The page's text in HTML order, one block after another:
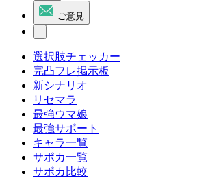
ご意見
選択肢チェッカー
完凸フレ掲示板
新シナリオ
リセマラ
最強ウマ娘
最強サポート
キャラ一覧
サポカ一覧
サポカ比較